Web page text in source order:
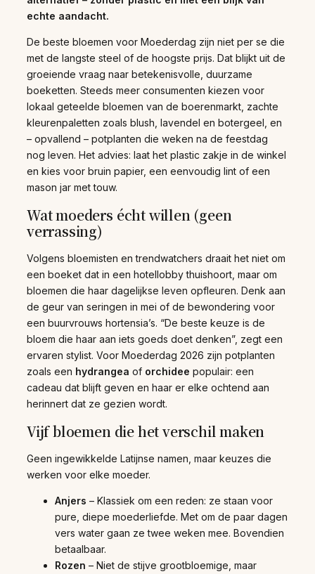
echte aandacht.
De beste bloemen voor Moederdag zijn niet per se die
met de langste steel of de hoogste prijs. Dat blijkt uit de
groeiende vraag naar betekenisvolle, duurzame
boeketten. Steeds meer consumenten kiezen voor
lokaal geteelde bloemen van de boerenmarkt, zachte
kleurenpaletten zoals blush, lavendel en botergeel, en
– opvallend – potplanten die weken na de feestdag
nog leven. Het advies: laat het plastic zakje in de winkel
en kies voor bruin papier, een eenvoudig lint of een
mason jar met touw.
Wat moeders écht willen (geen
verrassing)
Volgens bloemisten en trendwatchers draait het niet om
een boeket dat in een hotellobby thuishoort, maar om
bloemen die haar dagelijkse leven opfleuren. Denk aan
de geur van seringen in mei of de bewondering voor
een buurvrouws hortensia’s. “De beste keuze is de
bloem die haar aan iets goeds doet denken”, zegt een
ervaren stylist. Voor Moederdag 2026 zijn potplanten
zoals een hydrangea of orchidee populair: een
cadeau dat blijft geven en haar er elke ochtend aan
herinnert dat ze gezien wordt.
Vijf bloemen die het verschil maken
Geen ingewikkelde Latijnse namen, maar keuzes die
werken voor elke moeder.
Anjers – Klassiek om een reden: ze staan voor
pure, diepe moederliefde. Met om de paar dagen
vers water gaan ze twee weken mee. Bovendien
betaalbaar.
Rozen – Niet de stijve grootbloemige, maar